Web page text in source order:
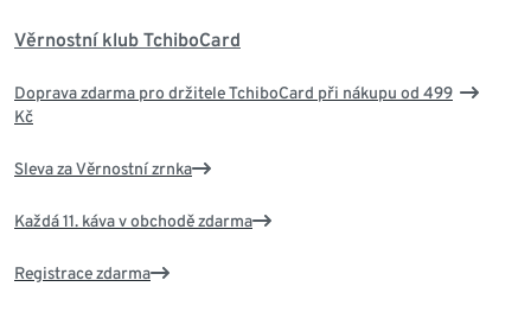
Věrnostní klub TchiboCard
Doprava zdarma pro držitele TchiboCard při nákupu od 499
Kč
Sleva za Věrnostní zrnka
Každá 11. káva v obchodě zdarma
Registrace zdarma